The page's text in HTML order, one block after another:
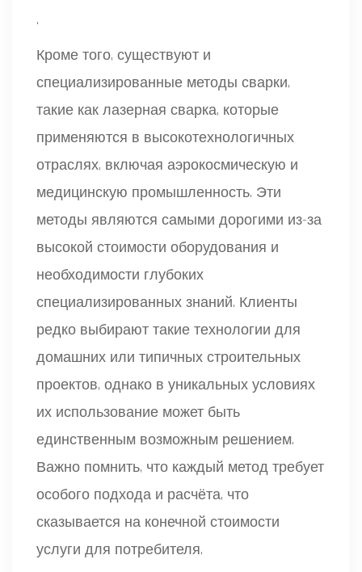
.
Кроме того, существуют и
специализированные методы сварки,
такие как лазерная сварка, которые
применяются в высокотехнологичных
отраслях, включая аэрокосмическую и
медицинскую промышленность. Эти
методы являются самыми дорогими из-за
высокой стоимости оборудования и
необходимости глубоких
специализированных знаний. Клиенты
редко выбирают такие технологии для
домашних или типичных строительных
проектов, однако в уникальных условиях
их использование может быть
единственным возможным решением.
Важно помнить, что каждый метод требует
особого подхода и расчёта, что
сказывается на конечной стоимости
услуги для потребителя.